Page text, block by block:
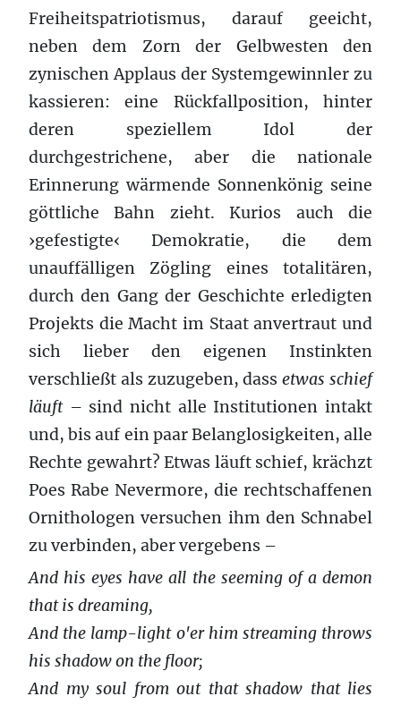
Freiheitspatriotismus, darauf geeicht,
neben dem Zorn der Gelbwesten den
zynischen Applaus der Systemgewinnler zu
kassieren: eine Rückfallposition, hinter
deren speziellem Idol der
durchgestrichene, aber die nationale
Erinnerung wärmende Sonnenkönig seine
göttliche Bahn zieht. Kurios auch die
›gefestigte‹ Demokratie, die dem
unauffälligen Zögling eines totalitären,
durch den Gang der Geschichte erledigten
Projekts die Macht im Staat anvertraut und
sich lieber den eigenen Instinkten
verschließt als zuzugeben, dassetwas schief
läuft– sind nicht alle Institutionen intakt
und, bis auf ein paar Belanglosigkeiten, alle
Rechte gewahrt? Etwas läuft schief, krächzt
Poes Rabe Nevermore, die rechtschaffenen
Ornithologen versuchen ihm den Schnabel
zu verbinden, aber vergebens –
And his eyes have all the seeming of a demon
that is dreaming,
And the lamp-light o'er him streaming throws
his shadow on the floor;
And my soul from out that shadow that lies